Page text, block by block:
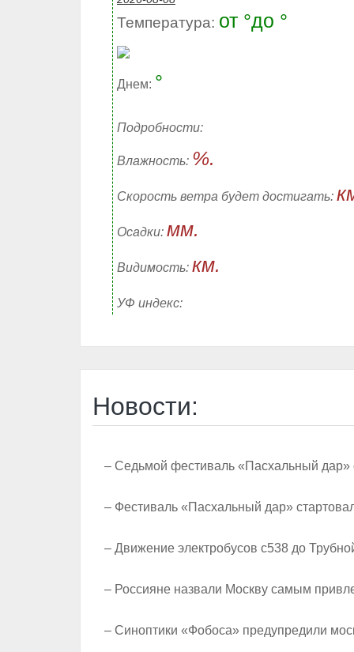
Температура: от °до °
Днем: °
Подробности:
Влажность: %.
Скорость ветра будет достигать:
Осадки: мм.
Видимость: км.
УФ индекс:
Новости:
– Седьмой фестиваль «Пасхальный дар»
– Фестиваль «Пасхальный дар»
– Движение электробусов с538 до
– Россияне назвали Москву самым
– Синоптики «Фобоса» предупредили